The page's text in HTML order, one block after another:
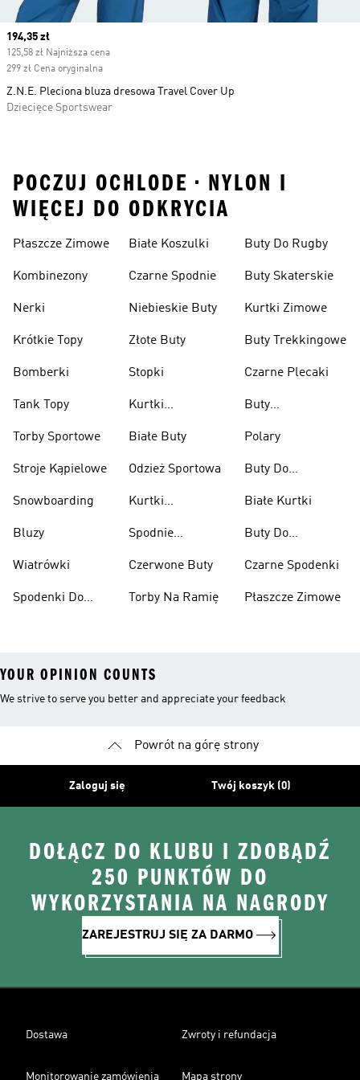
Current price
194,35 zł
125,58 zł Najniższa cena
299 zł Cena oryginalna
Z.N.E. Pleciona bluza dresowa Travel Cover Up
Dziecięce Sportswear
POCZUJ OCHLODE • NYLON I
WIĘCEJ DO ODKRYCIA
Płaszcze Zimowe
Kombinezony
Nerki
Krótkie Topy
Bomberki
Tank Topy
Torby Sportowe
Stroje Kąpielowe
Snowboarding
Bluzy
Wiatrówki
Spodenki Do
Białe Koszulki
Czarne Spodnie
Niebieskie Buty
Złote Buty
Stopki
Kurtki
Białe Buty
Odzież Sportowa
Kurtki
Spodnie
Czerwone Buty
Torby Na Ramię
Buty Do Rugby
Buty Skaterskie
Kurtki Zimowe
Buty Trekkingowe
Czarne Plecaki
Buty
Polary
Buty Do
Ciężarów
Białe Kurtki
Buty Do
Czarne Spodenki
Płaszcze Zimowe
YOUR OPINION COUNTS
We strive to serve you better and appreciate your feedback
Powrót na górę strony
Zaloguj się Twój koszyk (0)
DOŁĄCZ DO KLUBU I ZDOBĄDŹ
250 PUNKTÓW DO
WYKORZYSTANIA NA NAGRODY
ZAREJESTRUJ SIĘ ZA DARMO
Dostawa Zwroty i refundacja
Monitorowanie zamówienia Mapa strony